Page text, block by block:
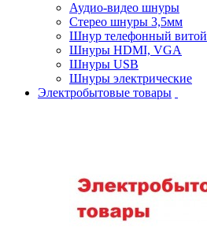
Аудио-видео шнуры
Стерео шнуры 3,5мм
Шнур телефонный витой
Шнуры HDMI, VGA
Шнуры USB
Шнуры электрические
Электробытовые товары